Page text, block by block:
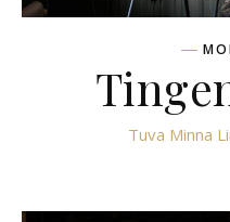
Tuva Minna